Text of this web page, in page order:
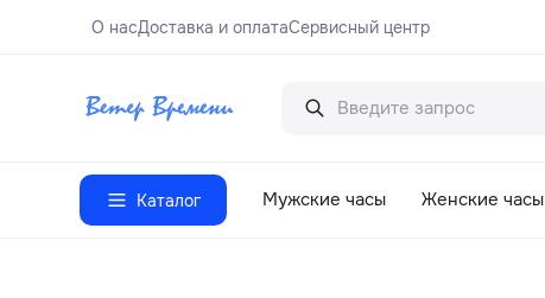
О насДоставка и оплатаСервисный центр
Каталог Мужские часы Женские часы